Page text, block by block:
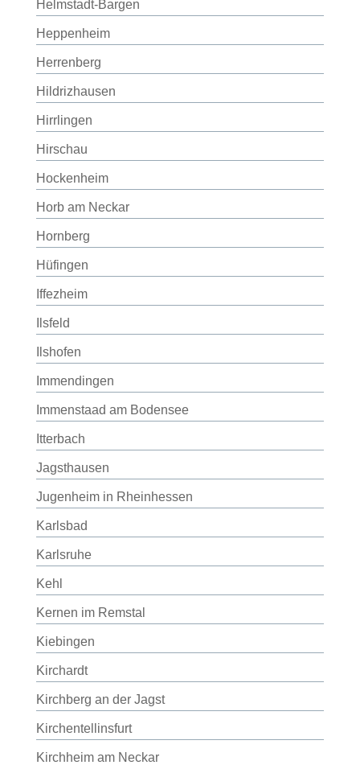
Helmstadt-Bargen
Heppenheim
Herrenberg
Hildrizhausen
Hirrlingen
Hirschau
Hockenheim
Horb am Neckar
Hornberg
Hüfingen
Iffezheim
Ilsfeld
Ilshofen
Immendingen
Immenstaad am Bodensee
Itterbach
Jagsthausen
Jugenheim in Rheinhessen
Karlsbad
Karlsruhe
Kehl
Kernen im Remstal
Kiebingen
Kirchardt
Kirchberg an der Jagst
Kirchentellinsfurt
Kirchheim am Neckar